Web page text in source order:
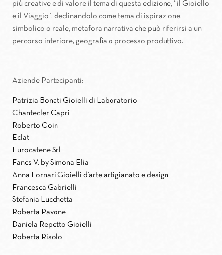
più creative e di valore il tema di questa edizione, “il Gioiello
e il Viaggio”, declinandolo come tema di ispirazione,
simbolico o reale, metafora narrativa che può riferirsi a un
percorso interiore, geografia o processo produttivo.
Aziende Partecipanti:
Patrizia Bonati Gioielli di Laboratorio
Chantecler Capri
Roberto Coin
Eclat
Eurocatene Srl
Fancs V. by Simona Elia
Anna Fornari Gioielli d’arte artigianato e design
Francesca Gabrielli
Stefania Lucchetta
Roberta Pavone
Daniela Repetto Gioielli
Roberta Risolo